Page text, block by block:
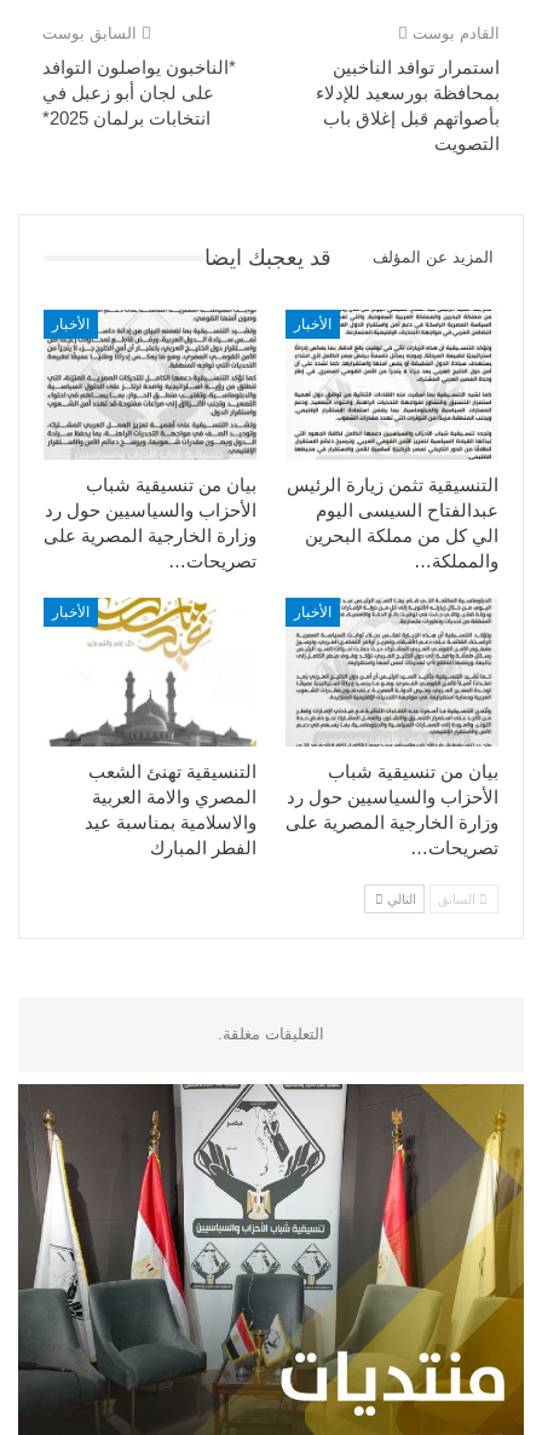
السابق بوست
*الناخبون يواصلون التوافد
على لجان أبو زعبل في
انتخابات برلمان 2025*
القادم بوست
استمرار توافد الناخبين
بمحافظة بورسعيد للإدلاء
بأصواتهم قبل إغلاق باب
التصويت
قد يعجبك ايضا المزيد عن المؤلف
الأخبار
بيان من تنسيقية شباب
الأحزاب والسياسيين حول رد
وزارة الخارجية المصرية على
تصريحات…
الأخبار
التنسيقية تثمن زيارة الرئيس
عبدالفتاح السيسى اليوم
الي كل من مملكة البحرين
والمملكة…
الأخبار
التنسيقية تهنئ الشعب
المصري والامة العربية
والاسلامية بمناسبة عيد
الفطر المبارك
الأخبار
بيان من تنسيقية شباب
الأحزاب والسياسيين حول رد
وزارة الخارجية المصرية على
تصريحات…
السابق التالي
التعليقات مغلقة.